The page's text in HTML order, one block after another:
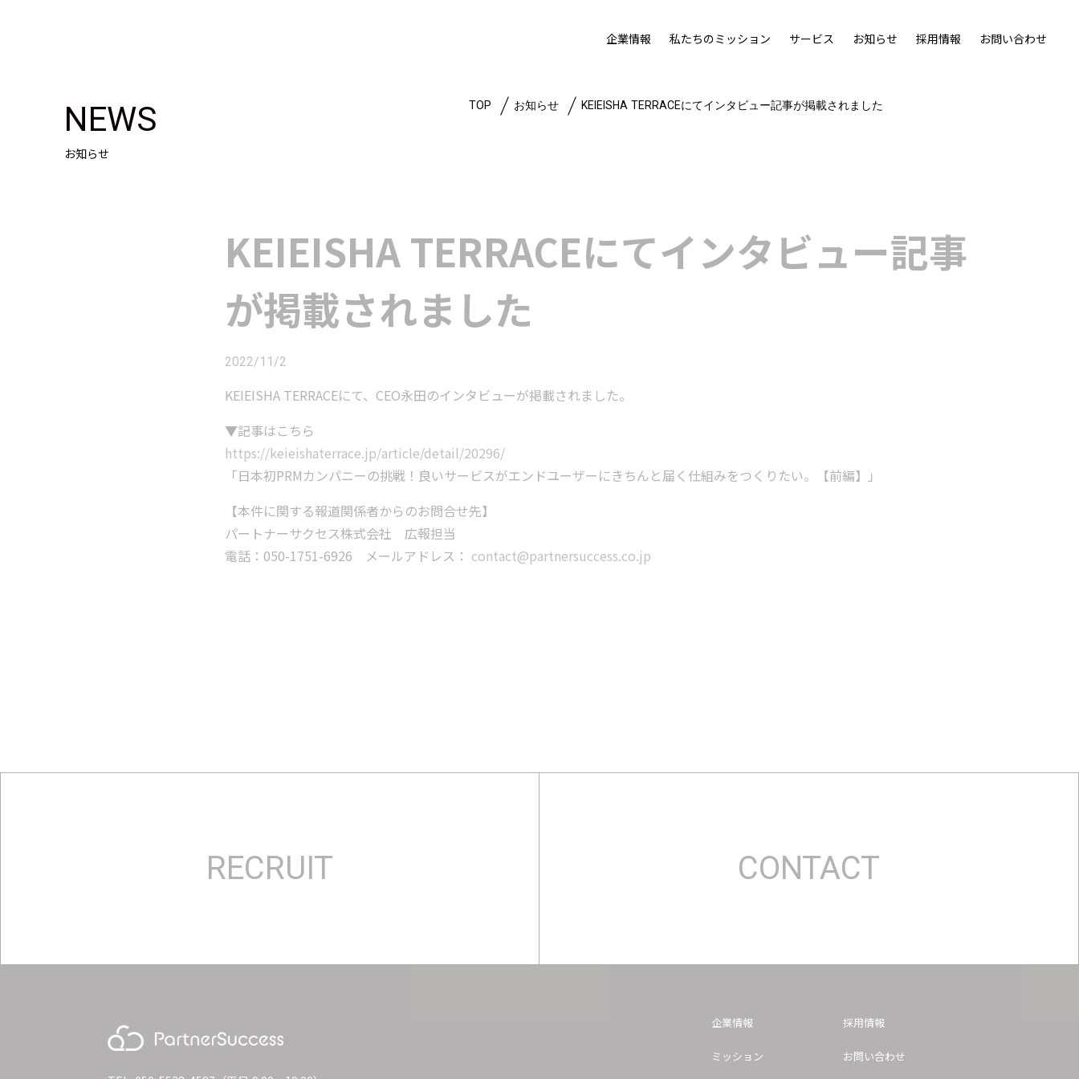
企業情報 私たちのミッション サービス お知らせ 採用情報 お問い合わせ
NEWS
お知らせ
TOP お知らせ KEIEISHA TERRACEにてインタビュー記事が掲載されました
KEIEISHA TERRACEにてインタビュー記事
が掲載されました
2022/11/2
KEIEISHA TERRACEにて、CEO永田のインタビューが掲載されました。
▼記事はこちら
https://keieishaterrace.jp/article/detail/20296/
「日本初PRMカンパニーの挑戦！良いサービスがエンドユーザーにきちんと届く仕組みをつくりたい。【前編】」
【本件に関する報道関係者からのお問合せ先】
パートナーサクセス株式会社 広報担当
電話：050-1751-6926 メールアドレス： contact@partnersuccess.co.jp
RECRUIT CONTACT
企業情報
ミッション
採用情報
お問い合わせ